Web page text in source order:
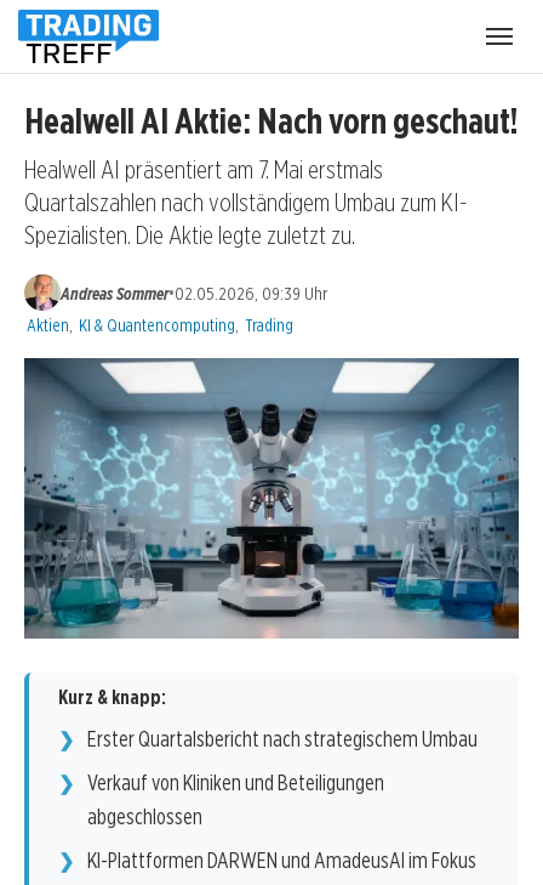
Healwell AI Aktie: Nach vorn geschaut!
Healwell AI präsentiert am 7. Mai erstmals
Quartalszahlen nach vollständigem Umbau zum KI-
Spezialisten. Die Aktie legte zuletzt zu.
Andreas Sommer•02.05.2026, 09:39 Uhr
Kategorien:
Aktien KI & Quantencomputing Trading
Kurz & knapp:
Erster Quartalsbericht nach strategischem Umbau
Verkauf von Kliniken und Beteiligungen
abgeschlossen
KI-Plattformen DARWEN und AmadeusAI im Fokus